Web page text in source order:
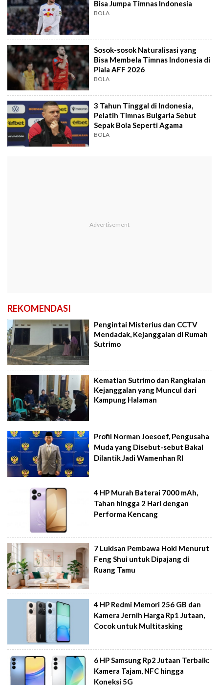
Bisa Jumpa Timnas Indonesia
BOLA
Sosok-sosok Naturalisasi yang
Bisa Membela Timnas Indonesia di
Piala AFF 2026
BOLA
3 Tahun Tinggal di Indonesia,
Pelatih Timnas Bulgaria Sebut
Sepak Bola Seperti Agama
BOLA
REKOMENDASI
Pengintai Misterius dan CCTV
Mendadak, Kejanggalan di Rumah
Sutrimo
Kematian Sutrimo dan Rangkaian
Kejanggalan yang Muncul dari
Kampung Halaman
Profil Norman Joesoef, Pengusaha
Muda yang Disebut-sebut Bakal
Dilantik Jadi Wamenhan RI
4 HP Murah Baterai 7000 mAh,
Tahan hingga 2 Hari dengan
Performa Kencang
7 Lukisan Pembawa Hoki Menurut
Feng Shui untuk Dipajang di
Ruang Tamu
4 HP Redmi Memori 256 GB dan
Kamera Jernih Harga Rp1 Jutaan,
Cocok untuk Multitasking
6 HP Samsung Rp2 Jutaan Terbaik:
Kamera Tajam, NFC hingga
Koneksi 5G